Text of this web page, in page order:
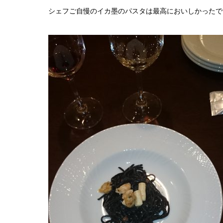
シェフご自慢のイカ墨のパスタは最高においしかった